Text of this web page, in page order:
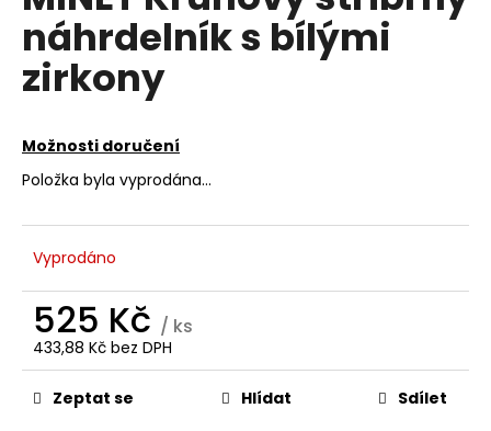
5
hvězdiček.
náhrdelník s bílými
zirkony
Možnosti doručení
Položka byla vyprodána…
Vyprodáno
525 Kč / ks
433,88 Kč bez DPH
Měrná
cena:Zeptat se Hlídat Sdílet
a
j
í
?
D
o
p